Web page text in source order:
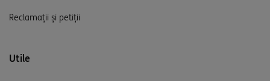
Reclamații și petiții
Utile